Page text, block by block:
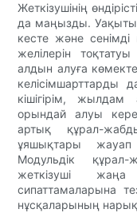
Жеткізушінің
да маңызды.
кесте және
желілерін
алдын алуға
келісімшарттарды
кішігірім,
орындай алуы
артық құрал-
ұяшықтары жауап
Модульдік құрал-
жеткізуші
сипаттамаларына
нұсқаларының